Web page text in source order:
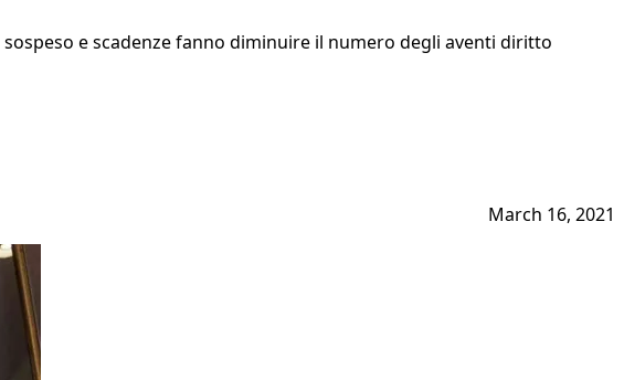
e scadenze fanno diminuire il numero degli aventi diritto
March 16, 2021